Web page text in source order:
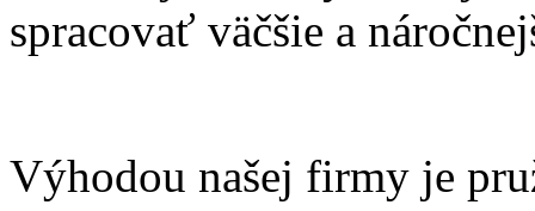
spracovať väčšie a
Výhodou našej firmy je